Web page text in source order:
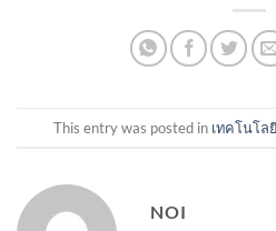
This entry was posted in เทคโนโลยี
NOI